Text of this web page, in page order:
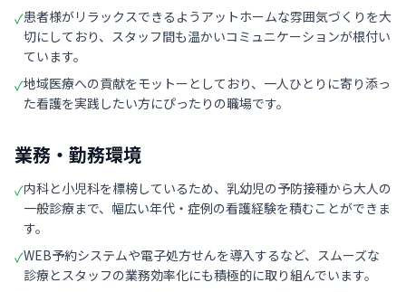
✓患者様がリラックスできるようアットホームな雰囲気づくりを大
切にしており、スタッフ間も温かいコミュニケーションが根付い
ています。
✓地域医療への貢献をモットーとしており、一人ひとりに寄り添っ
た看護を実践したい方にぴったりの職場です。
業務・勤務環境
✓内科と小児科を標榜しているため、乳幼児の予防接種から大人の
一般診療まで、幅広い年代・症例の看護経験を積むことができま
す。
✓WEB予約システムや電子処方せんを導入するなど、スムーズな
診療とスタッフの業務効率化にも積極的に取り組んでいます。